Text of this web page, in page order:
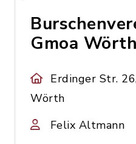
Gmoa Wörth
Erdinger Str.
Wörth
Felix Altmann